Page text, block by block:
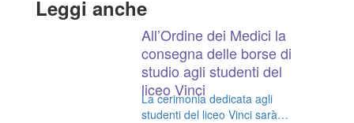
Leggi anche
All’Ordine dei Medici la
consegna delle borse di
studio agli studenti del
liceo Vinci
La cerimonia dedicata agli
studenti del liceo Vinci sarà